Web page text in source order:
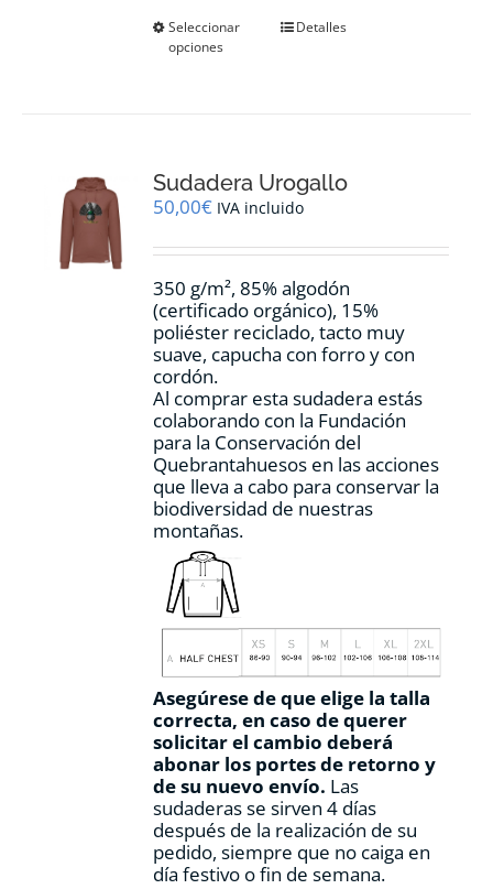
Seleccionar
opciones
Este
se
pueden
en
página
de
producto
Detalles
Sudadera Urogallo
50,00€ IVA incluido
350 g/m², 85% algodón
(certificado orgánico), 15%
poliéster reciclado, tacto muy
suave, capucha con forro y con
cordón.
Al comprar esta sudadera estás
colaborando con la Fundación
para la Conservación del
Quebrantahuesos en las acciones
que lleva a cabo para conservar la
biodiversidad de nuestras
montañas.
Asegúrese de que elige la talla
correcta, en caso de querer
solicitar el cambio deberá
abonar los portes de retorno y
de su nuevo envío. Las
sudaderas se sirven 4 días
después de la realización de su
pedido, siempre que no caiga en
día festivo o fin de semana.